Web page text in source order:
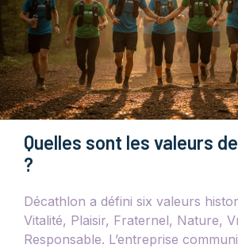
Quelles sont les valeurs
?
Décathlon a défini six valeurs
Vitalité, Plaisir, Fraternel, Nature,
Responsable. L’entreprise